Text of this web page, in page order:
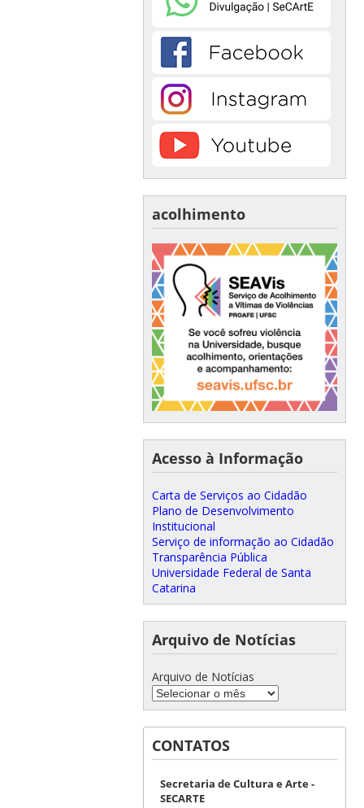
acolhimento
Acesso à Informação
Carta de Serviços ao Cidadão
Plano de Desenvolvimento
Institucional
Serviço de informação ao Cidadão
Transparência Pública
Universidade Federal de Santa
Catarina
Arquivo de Notícias
Arquivo de Notícias
CONTATOS
Secretaria de Cultura e Arte -
SECARTE